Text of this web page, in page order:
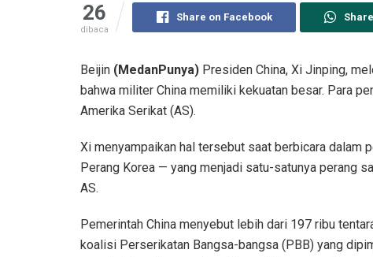
26
dibaca
Share on Facebook
Beijin (MedanPunya) Presiden China, Xi Jinping,
bahwa militer China memiliki kekuatan besar. Para
Amerika Serikat (AS).
Xi menyampaikan hal tersebut saat berbicara dalam
Perang Korea — yang menjadi satu-satunya perang
AS.
Pemerintah China menyebut lebih dari 197 ribu
koalisi Perserikatan Bangsa-bangsa (PBB) yang